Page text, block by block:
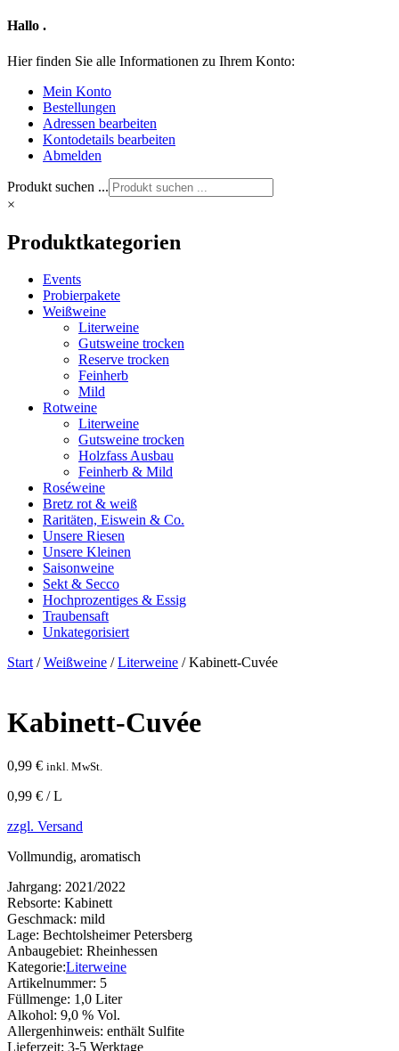
Hallo .
Hier finden Sie alle Informationen zu Ihrem Konto:
Mein Konto
Bestellungen
Adressen bearbeiten
Kontodetails bearbeiten
Abmelden
Produkt suchen ...
×
Produktkategorien
Events
Probierpakete
Weißweine
Literweine
Gutsweine trocken
Reserve trocken
Feinherb
Mild
Rotweine
Literweine
Gutsweine trocken
Holzfass Ausbau
Feinherb & Mild
Roséweine
Bretz rot & weiß
Raritäten, Eiswein & Co.
Unsere Riesen
Unsere Kleinen
Saisonweine
Sekt & Secco
Hochprozentiges & Essig
Traubensaft
Unkategorisiert
Start/Weißweine /Literweine / Kabinett-Cuvée
Kabinett-Cuvée
0,99 € inkl. MwSt.
0,99 € / L
zzgl. Versand
Vollmundig, aromatisch
Jahrgang: 2021/2022
Rebsorte: Kabinett
Geschmack: mild
Lage: Bechtolsheimer Petersberg
Anbaugebiet: Rheinhessen
Kategorie:Literweine
Artikelnummer: 5
Füllmenge: 1,0 Liter
Alkohol: 9,0 % Vol.
Allergenhinweis: enthält Sulfite
Lieferzeit: 3-5 Werktage